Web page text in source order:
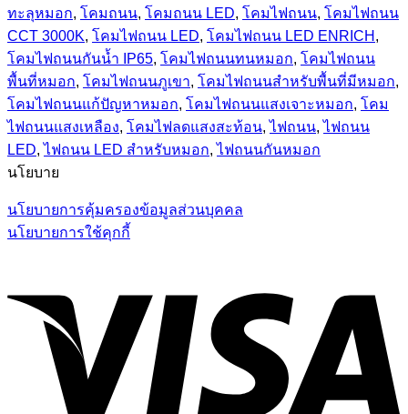
ทะลุหมอก, โคมถนน, โคมถนน LED, โคมไฟถนน, โคมไฟถนน
CCT 3000K, โคมไฟถนน LED, โคมไฟถนน LED ENRICH ,
โคมไฟถนนกันน้ำ IP65, โคมไฟถนนทนหมอก, โคมไฟถนน
พื้นที่หมอก, โคมไฟถนนภูเขา, โคมไฟถนนสำหรับพื้นที่มีหมอก,
โคมไฟถนนแก้ปัญหาหมอก, โคมไฟถนนแสงเจาะหมอก, โคม
ไฟถนนแสงเหลือง, โคมไฟลดแสงสะท้อน,ไฟถนน,ไฟถนน
LED,ไฟถนน LED สำหรับหมอก,ไฟถนนกันหมอก
นโยบาย
นโยบายการคุ้มครองข้อมูลส่วนบุคคล
นโยบายการใช้คุกกี้